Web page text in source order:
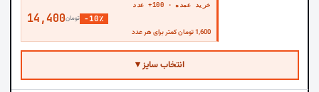
خرید عمده · 100+ عدد
14,400تومان −10٪
1,600 تومان کمتر برای هر عدد
انتخاب سایز ▾